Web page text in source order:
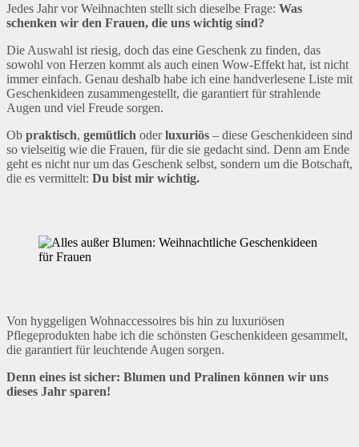
Jedes Jahr vor Weihnachten stellt sich dieselbe Frage: Was
schenken wir den Frauen, die uns wichtig sind?
Die Auswahl ist riesig, doch das eine Geschenk zu finden, das
sowohl von Herzen kommt als auch einen Wow-Effekt hat, ist nicht
immer einfach. Genau deshalb habe ich eine handverlesene Liste mit
Geschenkideen zusammengestellt, die garantiert für strahlende
Augen und viel Freude sorgen.
Ob praktisch, gemütlich oderluxuriös – diese Geschenkideen sind
so vielseitig wie die Frauen, für die sie gedacht sind. Denn am Ende
geht es nicht nur um das Geschenk selbst, sondern um die Botschaft,
die es vermittelt: Du bist mir wichtig.
Von hyggeligen Wohnaccessoires bis hin zu luxuriösen
Pflegeprodukten habe ich die schönsten Geschenkideen gesammelt,
die garantiert für leuchtende Augen sorgen.
Denn eines ist sicher: Blumen und Pralinen können wir uns
dieses Jahr sparen!